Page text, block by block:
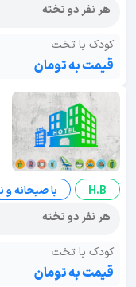
هر نفر دو تخته
کودک با تخت
قیمت به تومان
H.B
با صبحانه و
هر نفر دو تخته
کودک با تخت
قیمت به تومان